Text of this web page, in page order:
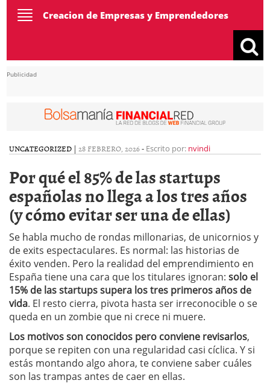
ToggleCreacion de Empresas y Emprendedores
Publicidad
UNCATEGORIZED | 28 FEBRERO, 2026- Escrito por: nvindi
Por qué el 85% de las startups
españolas no llega a los tres años
(y cómo evitar ser una de ellas)
Se habla mucho de rondas millonarias, de unicornios y
de exits espectaculares. Es normal: las historias de
éxito venden. Pero la realidad del emprendimiento en
España tiene una cara que los titulares ignoran: solo el
15% de las startups supera los tres primeros años de
vida. El resto cierra, pivota hasta ser irreconocible o se
queda en un zombie que ni crece ni muere.
Los motivos son conocidos pero conviene revisarlos,
porque se repiten con una regularidad casi cíclica. Y si
estás montando algo ahora, te conviene saber cuáles
son las trampas antes de caer en ellas.